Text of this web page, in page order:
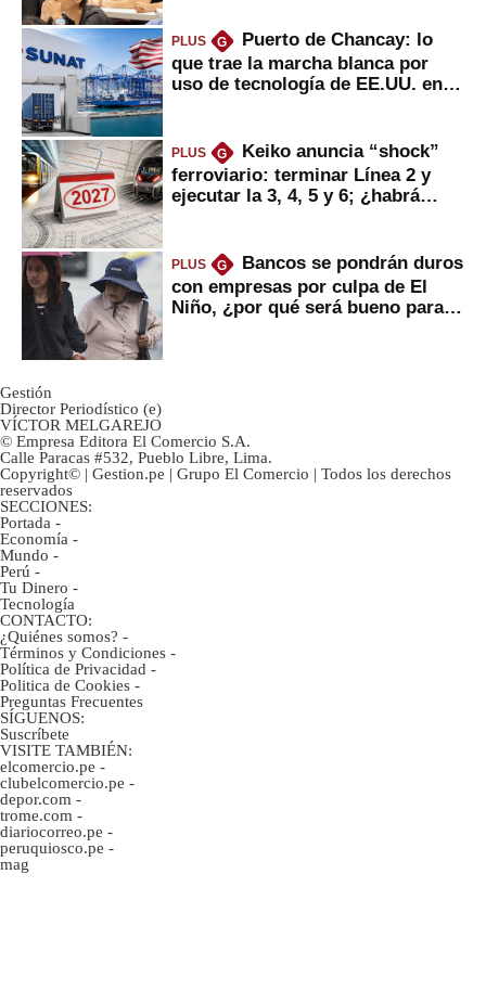
PLUS G
Puerto de Chancay: lo
que trae la marcha blanca por
uso de tecnología de EE.UU. en
PLUS G
Keiko anuncia “shock”
ferroviario: terminar Línea 2 y
ejecutar la 3, 4, 5 y 6; ¿habrá
PLUS G
Bancos se pondrán duros
con empresas por culpa de El
Niño, ¿por qué será bueno para
Gestión
Director Periodístico (e)
VÍCTOR MELGAREJO
© Empresa Editora El Comercio S.A.
Calle Paracas #532, Pueblo Libre, Lima.
Copyright© | Gestion.pe | Grupo El Comercio | Todos los derechos
reservados
SECCIONES:
Portada -
Economía -
Mundo -
Perú -
Tu Dinero -
Tecnología
CONTACTO:
¿Quiénes somos? -
Términos y Condiciones -
Política de Privacidad -
Politica de Cookies -
Preguntas Frecuentes
SÍGUENOS:
Suscríbete
VISITE TAMBIÉN:
elcomercio.pe -
clubelcomercio.pe -
depor.com -
trome.com -
diariocorreo.pe -
peruquiosco.pe -
mag